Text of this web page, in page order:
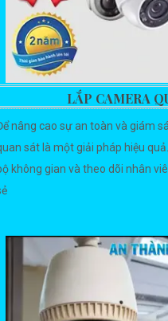
LẮP CAMERA
nâng cao sự an toàn và giám
sát là một giải pháp hiệu
không gian và theo dõi nhân